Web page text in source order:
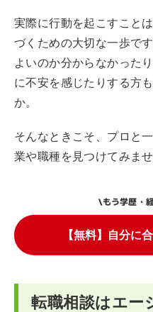
実際に行動を起こすこと
づくための大切な一歩で
よいのか分からなかった
に不安を感じたりする方
か。
そんなときこそ、プロと
業や職種を見つけてみま
\もう学歴・
【無料】自分に
転職相談はエー